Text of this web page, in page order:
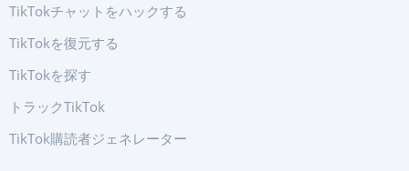
TikTokチャットをハックする
TikTokを復元する
TikTokを探す
トラックTikTok
TikTok購読者ジェネレーター